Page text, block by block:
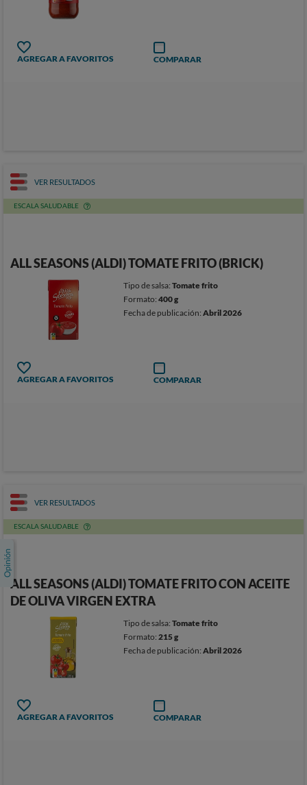
AGREGAR A FAVORITOS COMPARAR
VER RESULTADOS
ESCALA SALUDABLE
ALL SEASONS (ALDI) TOMATE FRITO (BRICK)
Tipo de salsa:Tomate frito
Formato:400 g
Fecha de publicación:Abril 2026
AGREGAR A FAVORITOS COMPARAR
VER RESULTADOS
ESCALA SALUDABLE
ALL SEASONS (ALDI) TOMATE FRITO CON ACEITE
DE OLIVA VIRGEN EXTRA
Tipo de salsa:Tomate frito
Formato:215 g
Fecha de publicación:Abril 2026
AGREGAR A FAVORITOS COMPARAR